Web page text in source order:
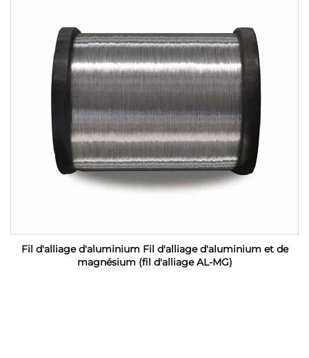
Fil d'alliage d'aluminium Fil d'alliage d'aluminium et de
magnésium (fil d'alliage AL-MG)